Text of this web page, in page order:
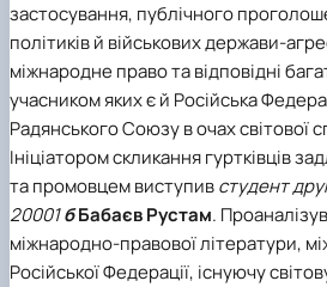
застосування, публічного
політиків й військових держави-
міжнародне право та відповідні
учасником яких є й Російська
Радянського Союзу в очах світової
Ініціатором скликання гуртківців
та промовцем виступивстудент
20001бБабаєв Рустам.
міжнародно-правової літератури,
Російської Федерації, існуючу